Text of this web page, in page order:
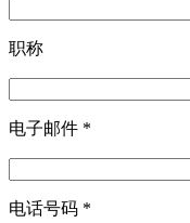
职称
电子邮件 *
电话号码 *